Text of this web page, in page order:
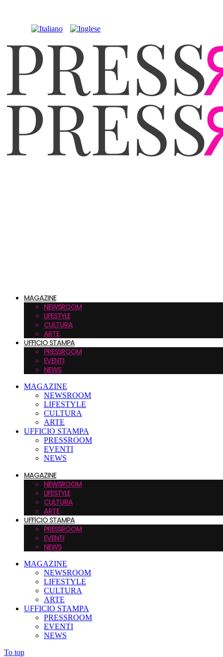
MAGAZINE
NEWSROOM
LIFESTYLE
CULTURA
ARTE
UFFICIO STAMPA
PRESSROOM
EVENTI
NEWS
MAGAZINE
NEWSROOM
LIFESTYLE
CULTURA
ARTE
UFFICIO STAMPA
PRESSROOM
EVENTI
NEWS
MAGAZINE
NEWSROOM
LIFESTYLE
CULTURA
ARTE
UFFICIO STAMPA
PRESSROOM
EVENTI
NEWS
MAGAZINE
NEWSROOM
LIFESTYLE
CULTURA
ARTE
UFFICIO STAMPA
PRESSROOM
EVENTI
NEWS
To top